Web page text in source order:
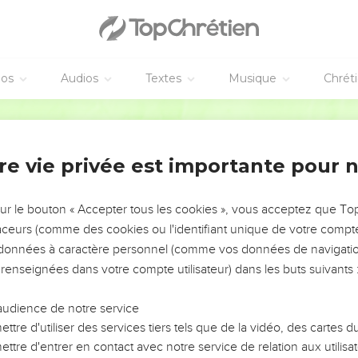
Audios Textes Musique
אֵ֣ל קַנּ֤וֹא וְנֹקֵם֙ יְהוָ֔ה נֹקֵ֥ם יְהוָ֖ה וּבַ֣עַל חֵמָ֑ה נֹקֵ֤ם
גּוֹעֵ֤ר בַּיָּם֙ וַֽיַּבְּשֵׁ֔הוּ וְכָל־הַנְּהָר֖וֹת הֶֽחֱרִ֑יב אֻמְלַ֤ל
הָרִים֙ רָעֲשׁ֣וּ מִמֶּ֔נּוּ וְהַגְּבָע֖וֹת הִתְמֹגָ֑גוּ וַתִּשָּׂ֤א הָאָ֙רֶץ֙
לִפְנֵ֤י זַעְמוֹ֙ מִ֣י יַֽעֲמ֔וֹד וּמִ֥י יָק֖וּם בַּחֲר֣וֹן אַפּ֑וֹ חֲמָתוֹ֙
וּבְשֶׁ֣טֶף עֹבֵ֔ר כָּלָ֖ה יַעֲשֶׂ֣ה
pour Juda et pour Ninive
מַה־תְּחַשְּׁבוּן֙ אֶל־יְהוָ֔ה כָּלָ֖ה ה֣וּא
כִּ֚י עַד־סִירִ֣ים סְבֻכִ֔ים וּכְסָבְאָ֖ם
כֹּ֣ה ׀ אָמַ֣ר יְהוָ֗ה אִם־שְׁלֵמִים֙ וְכֵ֣ן רַבִּ֔ים וְכֵ֥ן
וְעַתָּ֕ה אֶשְׁבֹּ֥ר
vie privée est importante pour
le bouton « Accepter tous les cookies », vous acceptez que
(comme des cookies ou l'identifiant unique de votre
à caractère personnel (comme vos données de
dans votre compte utilisateur) dans les buts suivants :
de notre service
d'utiliser des services tiers tels que de la vidéo, des cartes
d'entrer en contact avec notre service de relation aux